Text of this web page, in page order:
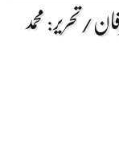
تحریر: محمد